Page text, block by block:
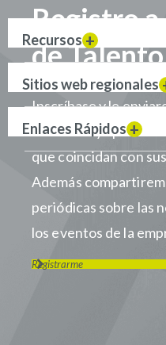
Registro
de Talento
Inscríbase y le
cuando haya puestos
que coincidan con
Además
periódicas sobre las
los eventos de la
Registrarme
Recursos
Sitios web regionales
Enlaces Rápidos